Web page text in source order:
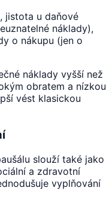
jistota u daňové
náklady),
o nákupu (jen o
náklady vyšší než
obratem a nízkou
vést klasickou
slouží také jako
a zdravotní
vyplňování